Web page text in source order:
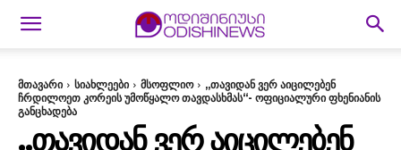
მთავარი სიახლეები მსოფლიო
„თავიდან ვერ აიცილებენ
ჩრდილოეთ კორეის უმოწყალო თავდასხმას“- ოფიციალური ფხენიანის
განცხადება
„ᲗᲐᲕᲘᲓᲐᲜ ᲕᲔᲠ ᲐᲘᲪᲘᲚᲔᲑᲔᲜ